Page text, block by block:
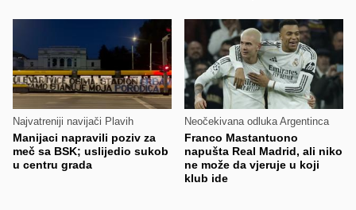
Najvatreniji navijači Plavih
Manijaci napravili poziv za
meč sa BSK; uslijedio sukob
u centru grada
Neočekivana odluka Argentinca
Franco Mastantuono
napušta Real Madrid, ali niko
ne može da vjeruje u koji
klub ide